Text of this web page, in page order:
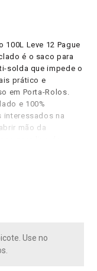
100L Leve 12 Pague
é o saco para
solda que impede o
prático e
em Porta-Rolos.
e 100%
interessados na
mão da
Edição
amarrar, ideal
Use no